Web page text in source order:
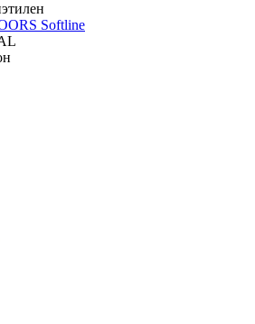
Softline